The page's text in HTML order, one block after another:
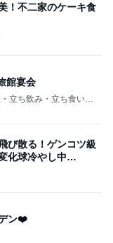
！不二家のケーキ食
館宴会
立ち飲み・立ち食いそ
び散る！ゲンコツ級
化球冷やし中
ン❤️